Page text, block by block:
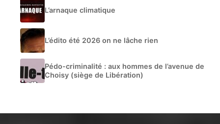
L’arnaque climatique
L’édito été 2026 on ne lâche rien
Pédo-criminalité : aux hommes de l’avenue de
Choisy (siège de Libération)